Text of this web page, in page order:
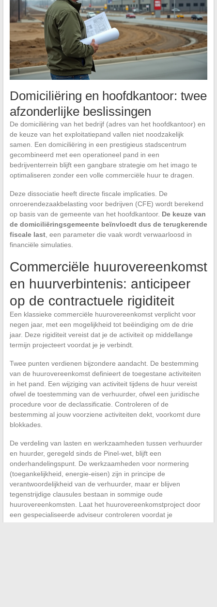
Domiciliëring en hoofdkantoor: twee
afzonderlijke beslissingen
De domiciliëring van het bedrijf (adres van het hoofdkantoor) en
de keuze van het exploitatiepand vallen niet noodzakelijk
samen. Een domiciliëring in een prestigieus stadscentrum
gecombineerd met een operationeel pand in een
bedrijventerrein blijft een gangbare strategie om het imago te
optimaliseren zonder een volle commerciële huur te dragen.
Deze dissociatie heeft directe fiscale implicaties. De
onroerendezaakbelasting voor bedrijven (CFE) wordt berekend
op basis van de gemeente van het hoofdkantoor. De keuze van
de domiciliëringsgemeente beïnvloedt dus de terugkerende
fiscale last, een parameter die vaak wordt verwaarloosd in
financiële simulaties.
Commerciële huurovereenkomst
en huurverbintenis: anticipeer
op de contractuele rigiditeit
Een klassieke commerciële huurovereenkomst verplicht voor
negen jaar, met een mogelijkheid tot beëindiging om de drie
jaar. Deze rigiditeit vereist dat je de activiteit op middellange
termijn projecteert voordat je je verbindt.
Twee punten verdienen bijzondere aandacht. De bestemming
van de huurovereenkomst definieert de toegestane activiteiten
in het pand. Een wijziging van activiteit tijdens de huur vereist
ofwel de toestemming van de verhuurder, ofwel een juridische
procedure voor de declassificatie. Controleren of de
bestemming al jouw voorziene activiteiten dekt, voorkomt dure
blokkades.
De verdeling van lasten en werkzaamheden tussen verhuurder
en huurder, geregeld sinds de Pinel-wet, blijft een
onderhandelingspunt. De werkzaamheden voor normering
(toegankelijkheid, energie-eisen) zijn in principe de
verantwoordelijkheid van de verhuurder, maar er blijven
tegenstrijdige clausules bestaan in sommige oude
huurovereenkomsten. Laat het huurovereenkomstproject door
een gespecialiseerde adviseur controleren voordat je